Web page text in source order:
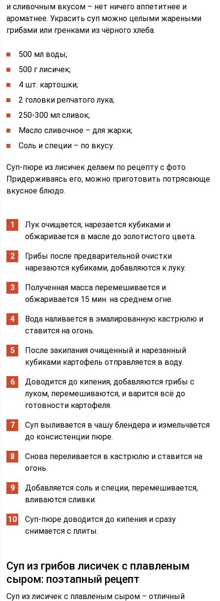
и сливочным вкусом – нет ничего аппетитнее и
ароматнее. Украсить суп можно целыми жареными
грибами или гренками из чёрного хлеба.
500 мл воды;
500 г лисичек;
4 шт. картошки;
2 головки репчатого лука;
250-300 мл сливок;
Масло сливочное – для жарки;
Соль и специи – по вкусу.
Суп-пюре из лисичек делаем по рецепту с фото.
Придерживаясь его, можно приготовить потрясающе
вкусное блюдо.
Лук очищается, нарезается кубиками и
обжаривается в масле до золотистого цвета.
Грибы после предварительной очистки
нарезаются кубиками, добавляются к луку.
Полученная масса перемешивается и
обжаривается 15 мин. на среднем огне.
Вода наливается в эмалированную кастрюлю и
ставится на огонь.
После закипания очищенный и нарезанный
кубиками картофель отправляется в воду.
Доводится до кипения, добавляются грибы с
луком, перемешиваются, и варится всё до
готовности картофеля.
Суп выливается в чашу блендера и измельчается
до консистенции пюре.
Снова переливается в кастрюлю и ставится на
огонь.
Добавляется соль и специи, перемешивается,
вливаются сливки.
Суп-пюре доводится до кипения и сразу
снимается с плиты.
Суп из грибов лисичек с плавленым
сыром: поэтапный рецепт
Суп из лисичек с плавленым сыром – отличный